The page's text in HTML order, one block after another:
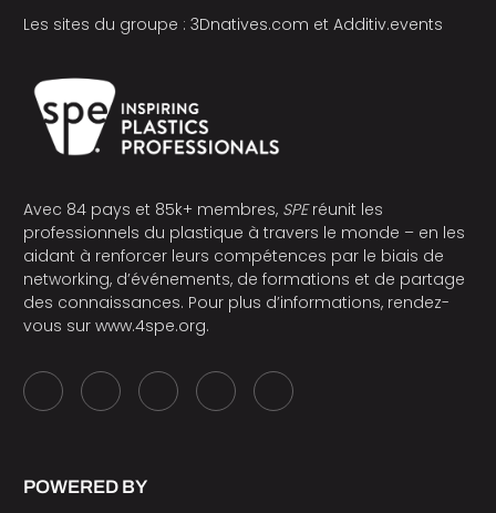
Les sites du groupe : 3Dnatives.com et Additiv.events
Avec 84 pays et 85k+ membres, SPEréunit les
professionnels du plastique à travers le monde – en les
aidant à renforcer leurs compétences par le biais de
networking, d’événements, de formations et de partage
des connaissances. Pour plus d’informations, rendez-
vous sur www.4spe.org.
POWERED BY